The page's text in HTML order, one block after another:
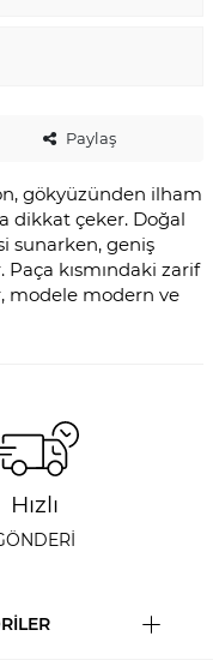
Paylaş
gökyüzünden ilham
dikkat çeker. Doğal
sunarken, geniş
kısmındaki zarif
modele modern ve
Hızlı